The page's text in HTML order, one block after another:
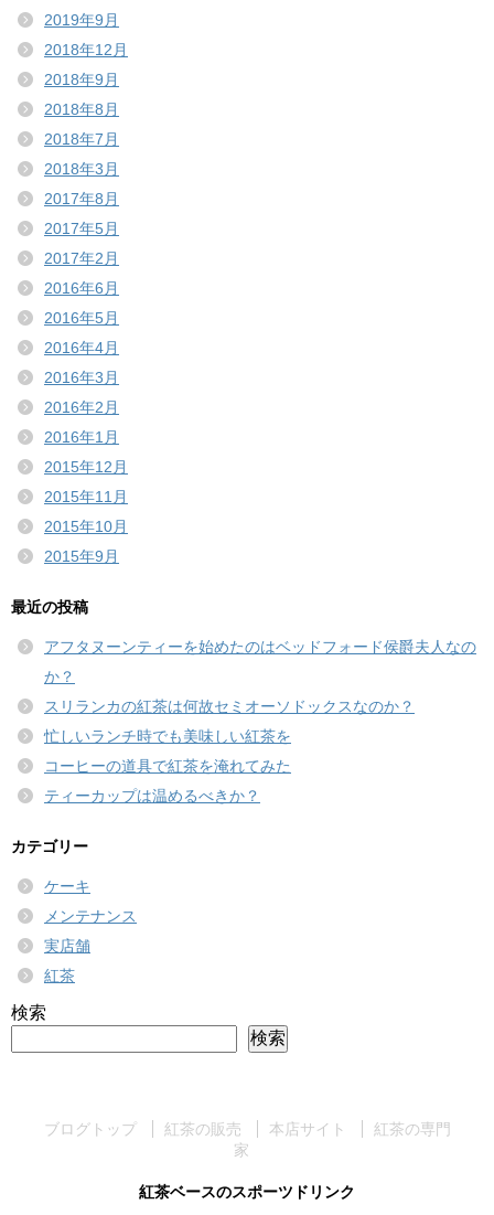
2019年9月
2018年12月
2018年9月
2018年8月
2018年7月
2018年3月
2017年8月
2017年5月
2017年2月
2016年6月
2016年5月
2016年4月
2016年3月
2016年2月
2016年1月
2015年12月
2015年11月
2015年10月
2015年9月
最近の投稿
アフタヌーンティーを始めたのはベッドフォード侯爵夫人なの
か？
スリランカの紅茶は何故セミオーソドックスなのか？
忙しいランチ時でも美味しい紅茶を
コーヒーの道具で紅茶を淹れてみた
ティーカップは温めるべきか？
カテゴリー
ケーキ
メンテナンス
実店舗
紅茶
検索
検索
ブログトップ 紅茶の販売 本店サイト
紅茶の専門
家
紅茶ベースのスポーツドリンク